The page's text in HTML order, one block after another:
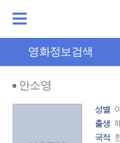
영화정보검색
안소영
성별
출생
국적